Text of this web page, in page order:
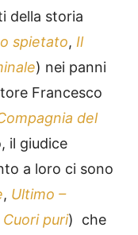
della storia
spietato, Il
) nei panni
Francesco
del
il giudice
a loro ci sono
, Ultimo –
Cuori puri) che